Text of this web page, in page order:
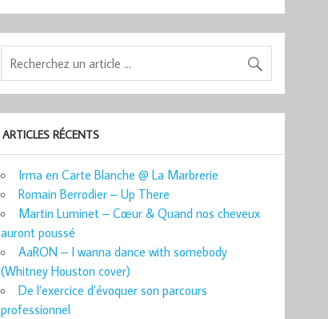
ARTICLES RÉCENTS
Irma en Carte Blanche @ La Marbrerie
Romain Berrodier – Up There
Martin Luminet – Cœur & Quand nos cheveux
auront poussé
AaRON – I wanna dance with somebody
(Whitney Houston cover)
De l’exercice d’évoquer son parcours
professionnel